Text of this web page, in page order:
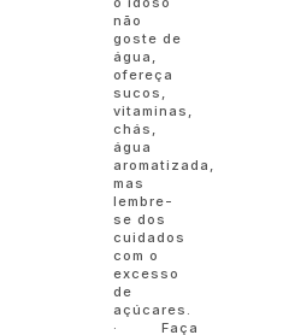
não
goste de
água,
ofereça
sucos,
vitaminas,
chás,
água
aromatizada,
mas
lembre-
se dos
cuidados
com o
excesso
de
açúcares.
· Faça